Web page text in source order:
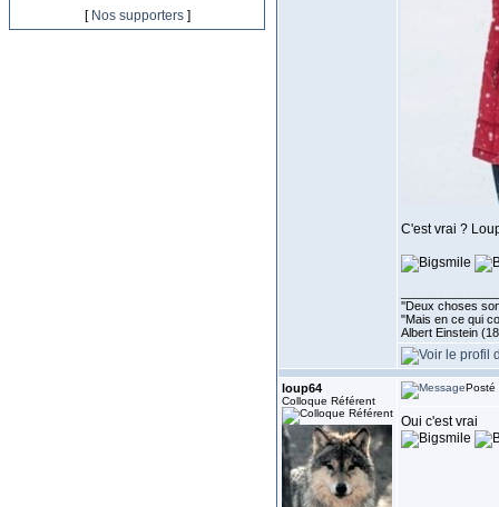
[ Nos supporters]
C'est vrai ?
''Deux choses
"Mais en ce qui
Albert Einstein
loup64
Colloque Référent
Posté
Oui c'est vrai